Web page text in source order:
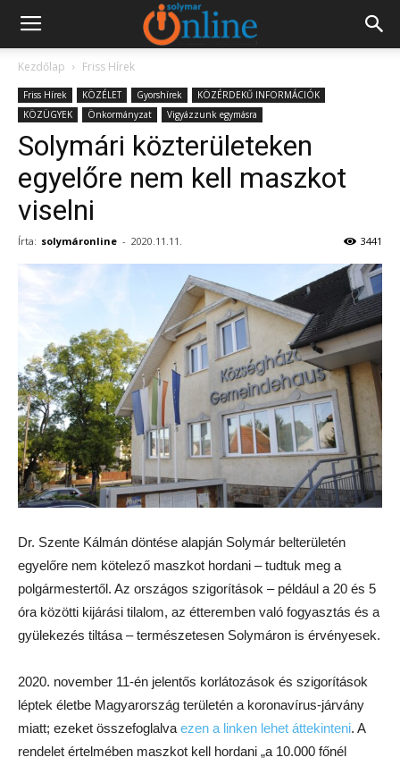
Kezdőlap Friss Hírek
Friss Hírek KÖZÉLET Gyorshírek
KÖZÉRDEKŰ INFORMÁCIÓK
KÖZÜGYEK
Önkormányzat Vigyázzunk egymásra
Solymári közterületeken
egyelőre nem kell maszkot
viselni
Írta: solymáronline - 2020.11.11. 3441
Dr. Szente Kálmán döntése alapján Solymár belterületén
egyelőre nem kötelező maszkot hordani – tudtuk meg a
polgármestertől. Az országos szigorítások – például a 20 és 5
óra közötti kijárási tilalom, az étteremben való fogyasztás és a
gyülekezés tiltása – természetesen Solymáron is érvényesek.
2020. november 11-én jelentős korlátozások és szigorítások
léptek életbe Magyarország területén a koronavírus-járvány
miatt; ezeket összefoglalva ezen a linken lehet áttekinteni. A
rendelet értelmében maszkot kell hordani „a 10.000 főnél